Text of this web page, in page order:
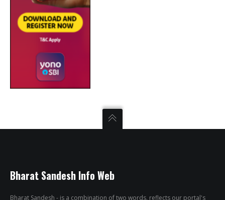
Bharat Sandesh Info Web
Bharat Sandesh - is a combination of two words, reflects our portal's